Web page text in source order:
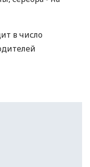
в число